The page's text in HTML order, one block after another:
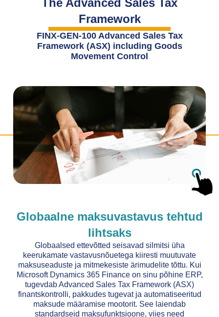
The Advanced Sales Tax
Framework
FINX-GEN-100 Advanced Sales Tax
Framework (ASX) including Goods
Movement Control
Globaalne maksuvastavus tehtud
lihtsaks
Globaalsed ettevõtted seisavad silmitsi üha
keerukamate vastavusnõuetega kiiresti muutuvate
maksuseaduste ja mitmekesiste ärimudelite tõttu. Kui
Microsoft Dynamics 365 Finance on sinu põhine ERP,
tugevdab Advanced Sales Tax Framework (ASX)
finantskontrolli, pakkudes tugevat ja automatiseeritud
maksude määramise mootorit. See laiendab
standardseid maksufunktsioone, viies need